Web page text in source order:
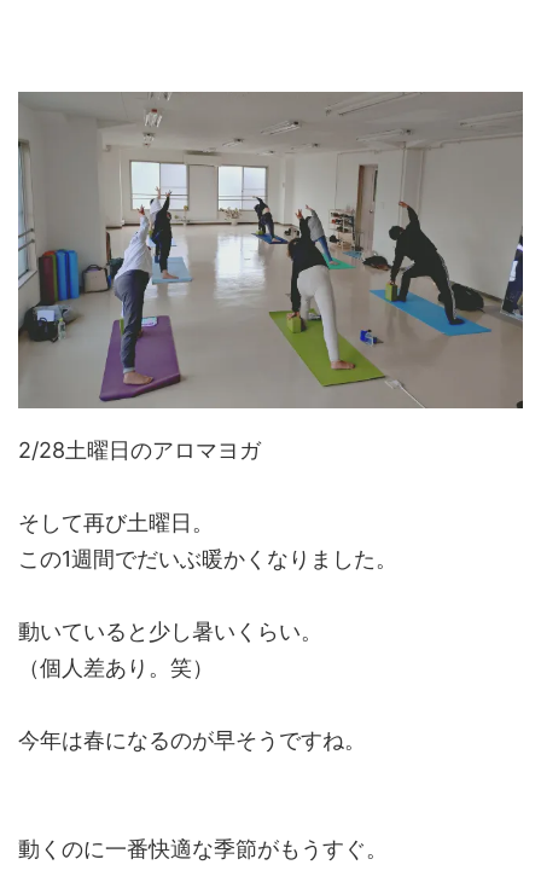
2/28土曜日のアロマヨガ
そして再び土曜日。
この1週間でだいぶ暖かくなりました。
動いていると少し暑いくらい。
（個人差あり。笑）
今年は春になるのが早そうですね。
動くのに一番快適な季節がもうすぐ。